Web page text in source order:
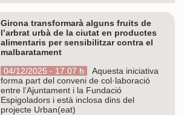
Girona transformarà alguns fruits de
l’arbrat urbà de la ciutat en productes
alimentaris per sensibilitzar contra el
malbaratament
04/12/2025 - 17.07 h
Aquesta iniciativa
forma part del conveni de col·laboració
entre l’Ajuntament i la Fundació
Espigoladors i està inclosa dins del
projecte Urban(eat)